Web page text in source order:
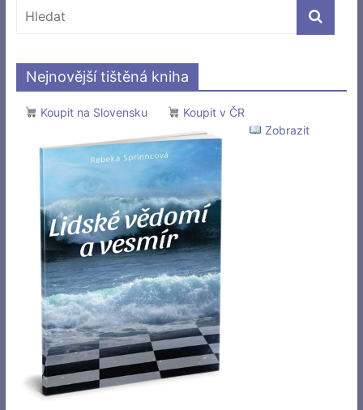
Nejnovější tištěná kniha
Koupit na Slovensku
Koupit v ČR
Zobrazit